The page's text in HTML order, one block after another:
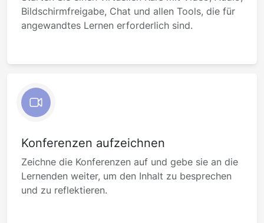
Bildschirmfreigabe, Chat und allen Tools, die für
angewandtes Lernen erforderlich sind.
Konferenzen aufzeichnen
Zeichne die Konferenzen auf und gebe sie an die
Lernenden weiter, um den Inhalt zu besprechen
und zu reflektieren.